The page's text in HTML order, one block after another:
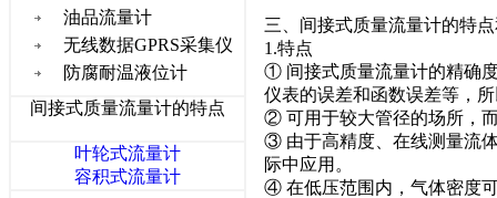
油品流量计
无线数据GPRS采集仪
防腐耐温液位计
间接式质量流量计的特点
叶轮式流量计
容积式流量计
三、间接式质量流量计的特
1.特点
① 间接式质量流量计的精确
仪表的误差和函数误差等，
② 可用于较大管径的场所，
③ 由于高精度、在线测量流
际中应用。
④ 在低压范围内，气体密度